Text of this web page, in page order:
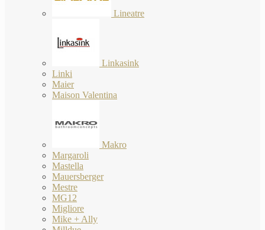
Lineatre
Linkasink
Linki
Maier
Maison Valentina
Makro
Margaroli
Mastella
Mauersberger
Mestre
MG12
Migliore
Mike + Ally